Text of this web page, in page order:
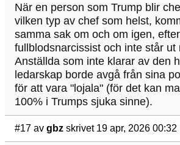
När en person som Trump blir
vilken typ av chef som helst,
samma sak om och om igen,
fullblodsnarcissist och inte står ut
Anställda som inte klarar av den
ledarskap borde avgå från sina
för att vara "lojala" (för det kan
100% i Trumps sjuka sinne).
#17 av gbz skrivet 19 apr, 2026 00:32